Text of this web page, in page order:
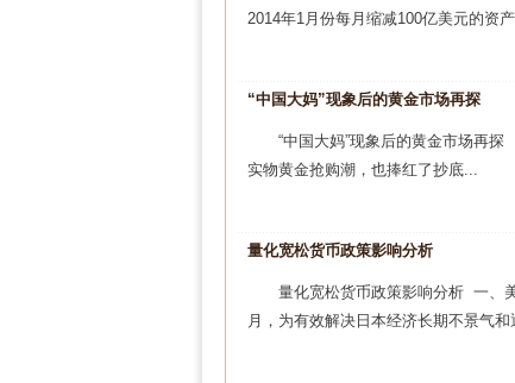
2014年1月份每月缩减100亿美元的资
“中国大妈”现象后的黄金市场再探
“中国大妈”现象后的黄金市场再
实物黄金抢购潮，也捧红了抄底...
量化宽松货币政策影响分析
量化宽松货币政策影响分析 一、
月，为有效解决日本经济长期不景气